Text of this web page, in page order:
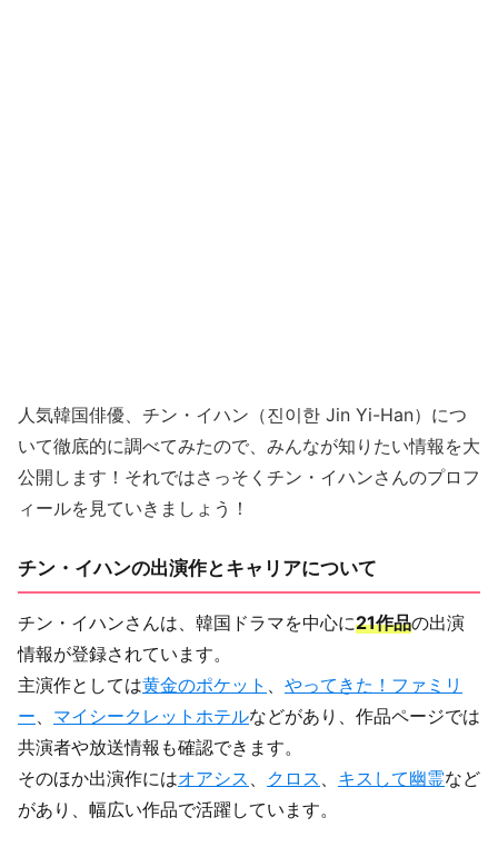
人気韓国俳優、チン・イハン（진이한 Jin Yi-Han）につ
いて徹底的に調べてみたので、みんなが知りたい情報を大
公開します！それではさっそくチン・イハンさんのプロフ
ィールを見ていきましょう！
チン・イハンの出演作とキャリアについて
チン・イハンさんは、韓国ドラマを中心に21作品の出演
情報が登録されています。
主演作としては黄金のポケット 、 やってきた！ファミリ
ー、 マイシークレットホテルなどがあり、作品ページでは
共演者や放送情報も確認できます。
そのほか出演作にはオアシス 、 クロス 、 キスして幽霊など
があり、幅広い作品で活躍しています。